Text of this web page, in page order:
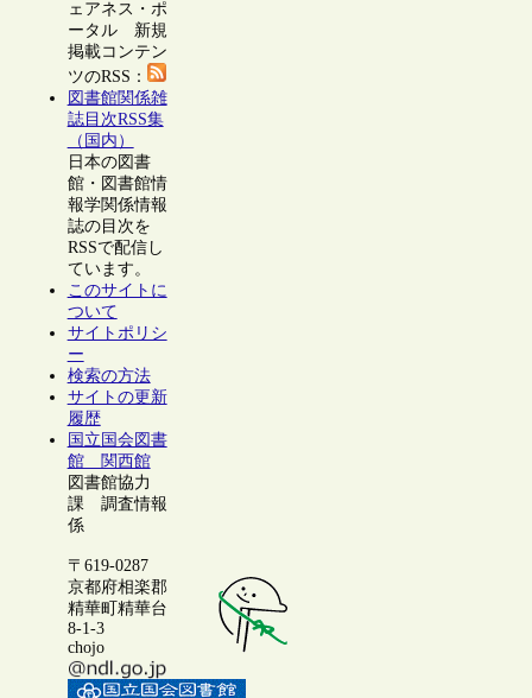
ェアネス・ポ
ータル 新規
掲載コンテン
ツのRSS：
図書館関係雑
誌目次RSS集
（国内）
日本の図書
館・図書館情
報学関係情報
誌の目次を
RSSで配信し
ています。
このサイトに
ついて
サイトポリシ
ー
検索の方法
サイトの更新
履歴
国立国会図書
館 関西館
図書館協力
課 調査情報
係
〒619-0287
京都府相楽郡
精華町精華台
8-1-3
chojo